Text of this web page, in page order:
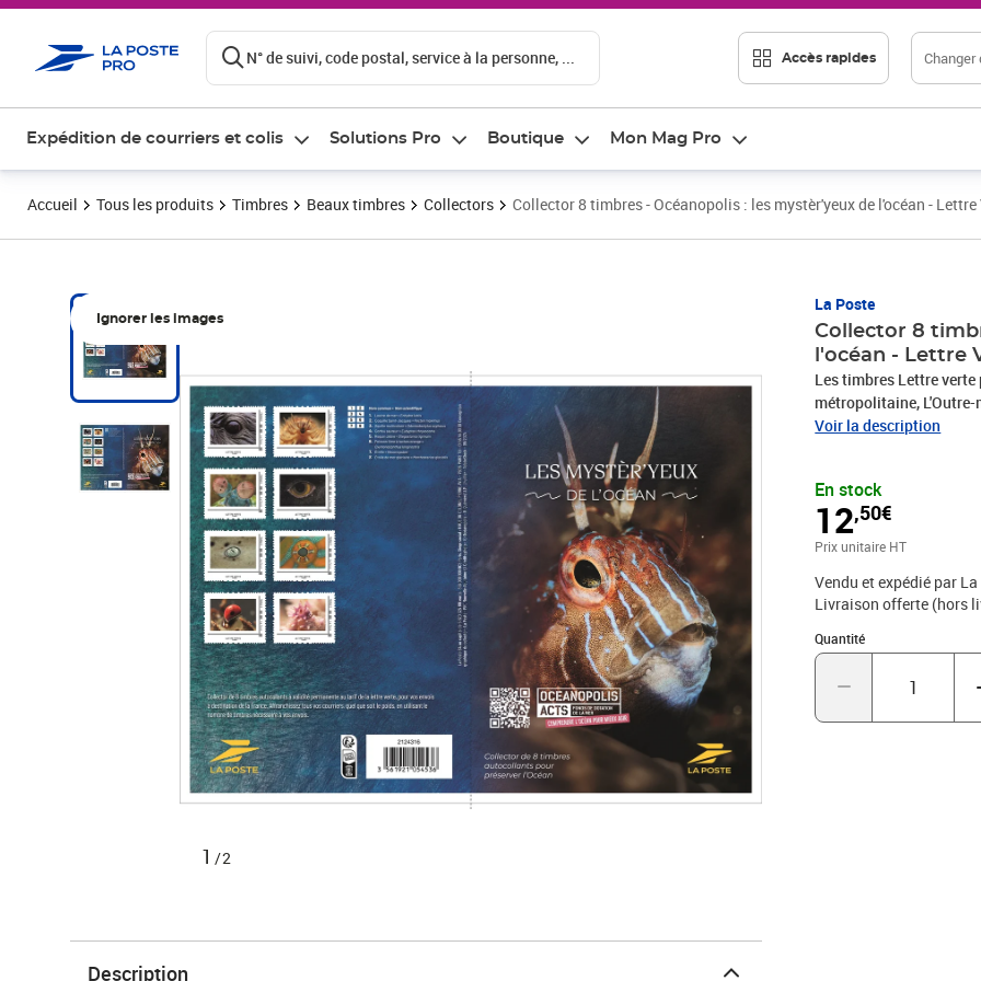
N° de suivi, code postal, service à la personne, ... Accès rapides Changer
Expédition de courriers et colis Solutions Pro Boutique Mon Mag Pro
Accueil Tous les produits Timbres Beaux timbres Collectors Collector 8 timbres - Océanopolis : les mystèr'yeux de l'océan - Lettre
Ignorer les images
1 /2
La Poste
Collector 8
l'océan - Lettre
Les timbres Lettre verte
métropolitaine, L'Outre-mer (surtaxe au-delà de 100g), Andorre et Monaco. Le Client
est informé qu’il
1 des CGV par voie
Cedex
Voir la description
En stock
12,50€
Prix 12,50€
Prix unitaire HT
Vendu et expédié par
Livraison offerte (hors
Quantité
Quantité : 1
Description